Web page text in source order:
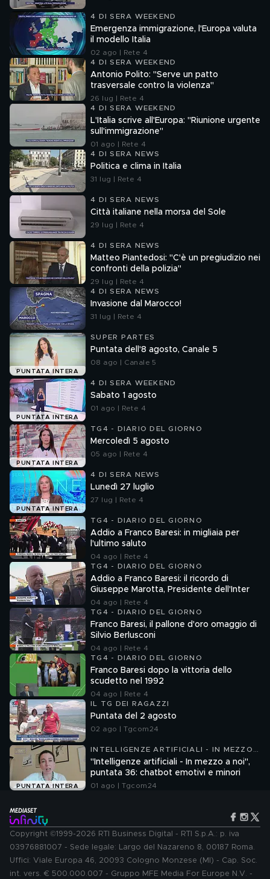
4 DI SERA WEEKEND
Emergenza immigrazione, l'Europa valuta
il modello Italia
02 ago | Rete 4
4 DI SERA WEEKEND
Antonio Polito: "Serve un patto
trasversale contro la violenza"
26 lug | Rete 4
4 DI SERA WEEKEND
L'Italia scrive all'Europa: "Riunione urgente
sull'immigrazione"
01 ago | Rete 4
4 DI SERA NEWS
Politica e clima in Italia
31 lug | Rete 4
4 DI SERA NEWS
Città italiane nella morsa del Sole
29 lug | Rete 4
4 DI SERA NEWS
Matteo Piantedosi: "C'è un pregiudizio nei
confronti della polizia"
29 lug | Rete 4
4 DI SERA NEWS
Invasione dal Marocco!
31 lug | Rete 4
PUNTATA INTERA
SUPER PARTES
Puntata dell'8 agosto, Canale 5
08 ago | Canale 5
PUNTATA INTERA
4 DI SERA WEEKEND
Sabato 1 agosto
01 ago | Rete 4
PUNTATA INTERA
TG4 - DIARIO DEL GIORNO
Mercoledì 5 agosto
05 ago | Rete 4
PUNTATA INTERA
4 DI SERA NEWS
Lunedì 27 luglio
27 lug | Rete 4
TG4 - DIARIO DEL GIORNO
Addio a Franco Baresi: in migliaia per
l'ultimo saluto
04 ago | Rete 4
TG4 - DIARIO DEL GIORNO
Addio a Franco Baresi: il ricordo di
Giuseppe Marotta, Presidente dell'Inter
04 ago | Rete 4
TG4 - DIARIO DEL GIORNO
Franco Baresi, il pallone d'oro omaggio di
Silvio Berlusconi
04 ago | Rete 4
TG4 - DIARIO DEL GIORNO
Franco Baresi dopo la vittoria dello
scudetto nel 1992
04 ago | Rete 4
IL TG DEI RAGAZZI
Puntata del 2 agosto
02 ago | Tgcom24
PUNTATA INTERA
INTELLIGENZE ARTIFICIALI - IN MEZZO
A NOI
"Intelligenze artificiali - In mezzo a noi",
puntata 36: chatbot emotivi e minori
01 ago | Tgcom24
Copyright ©1999-2026 RTI Business Digital - RTI S.p.A.: p. iva
03976881007 - Sede legale: Largo del Nazareno 8, 00187 Roma.
Uffici: Viale Europa 46, 20093 Cologno Monzese (MI) - Cap. Soc.
int. vers. € 500.000.007 - Gruppo MFE Media For Europe N.V. -